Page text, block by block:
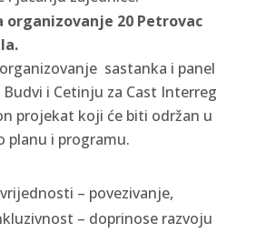
organizovanje 20 Petrovac
sastanka i panel
i Cetinju za Cast Interreg
projekat koji će biti održan u
planu i programu.
– povezivanje,
– doprinose razvoju